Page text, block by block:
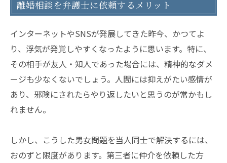
離婚相談を弁護士に依頼するメリット
インターネットやSNSが発展してきた昨今、かつてよ
り、浮気が発覚しやすくなったように思います。特に、
その相手が友人・知人であった場合には、精神的なダメ
ージも少なくないでしょう。人間には抑えがたい感情が
あり、邪険にされたらやり返したいと思うのが常かもし
れません。
しかし、こうした男女問題を当人同士で解決するには、
おのずと限度があります。第三者に仲介を依頼した方